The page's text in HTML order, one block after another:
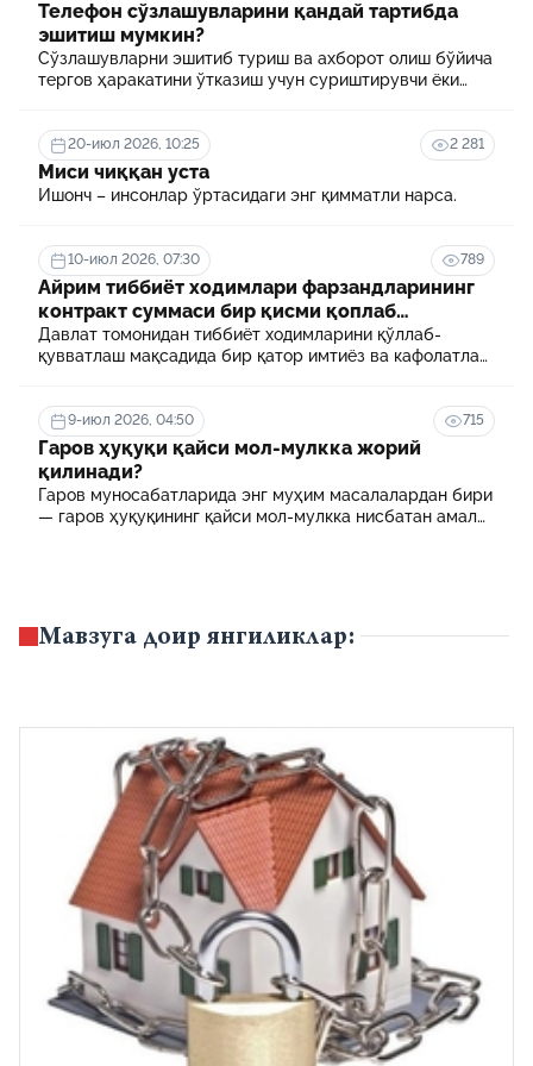
Телефон сўзлашувларини қандай тартибда
эшитиш мумкин?
Сўзлашувларни эшитиб туриш ва ахборот олиш бўйича
тергов ҳаракатини ўтказиш учун суриштирувчи ёки
20-июл 2026, 10:25 2 281
Миси чиққан уста
Ишонч – инсонлар ўртасидаги энг қимматли нарса.
10-июл 2026, 07:30 789
Айрим тиббиёт ходимлари фарзандларининг
контракт суммаси бир қисми қоплаб
берилади
Давлат томонидан тиббиёт ходимларини қўллаб-
қувватлаш мақсадида бир қатор имтиёз ва кафолатлар
муассасасида ўқиш учун тўланадиган контракт
маблағининг бир қисмини қоплаб бериш тартибидир
9-июл 2026, 04:50 715
Гаров ҳуқуқи қайси мол-мулкка жорий
қилинади?
Гаров муносабатларида энг муҳим масалалардан бири
— гаров ҳуқуқининг қайси мол-мулкка нисбатан амал
Мавзуга доир янгиликлар: